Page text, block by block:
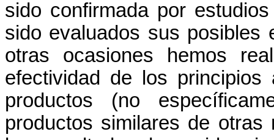
sido confirmada por estudios
sido evaluados sus posibles
otras ocasiones hemos
efectividad de los principios
productos (no
productos similares de otras